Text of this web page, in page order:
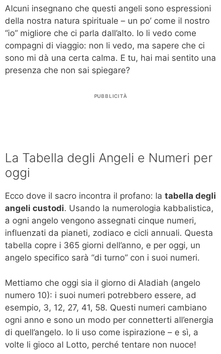
Alcuni insegnano che questi angeli sono espressioni
della nostra natura spirituale – un po’ come il nostro
“io” migliore che ci parla dall’alto. Io li vedo come
compagni di viaggio: non li vedo, ma sapere che ci
sono mi dà una certa calma. E tu, hai mai sentito una
presenza che non sai spiegare?
PUBBLICITÀ
La Tabella degli Angeli e Numeri per
oggi
Ecco dove il sacro incontra il profano: la tabella degli
angeli custodi. Usando la numerologia kabbalistica,
a ogni angelo vengono assegnati cinque numeri,
influenzati da pianeti, zodiaco e cicli annuali. Questa
tabella copre i 365 giorni dell’anno, e per oggi, un
angelo specifico sarà “di turno” con i suoi numeri.
Mettiamo che oggi sia il giorno di Aladiah (angelo
numero 10): i suoi numeri potrebbero essere, ad
esempio, 3, 12, 27, 41, 58. Questi numeri cambiano
ogni anno e sono un modo per connetterti all’energia
di quell’angelo. Io li uso come ispirazione – e sì, a
volte li gioco al Lotto, perché tentare non nuoce!